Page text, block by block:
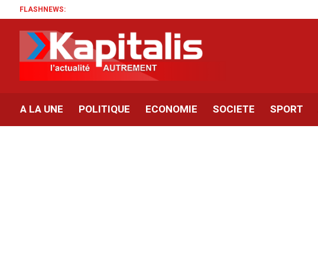
FLASHNEWS:
A LA UNE POLITIQUE ECONOMIE SOCIETE SPORT